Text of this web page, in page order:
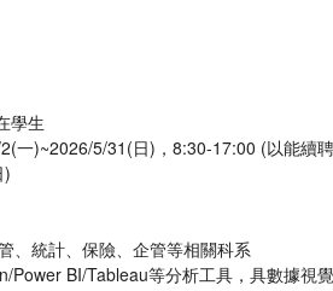
學生
一)~2026/5/31(日)，8:30-17:00 (以能續
)
、統計、保險、企管等相關科系
Power BI/Tableau等分析工具，具數據視